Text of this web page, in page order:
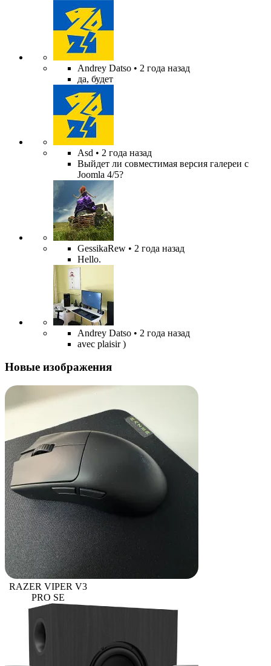
Andrey Datso • 2 года назад
да, будет
Asd • 2 года назад
Выйдет ли совместимая версия галереи с
Joomla 4/5?
GessikaRew • 2 года назад
Hello.
Andrey Datso • 2 года назад
avec plaisir )
Новые изображения
RAZER VIPER V3
PRO SE